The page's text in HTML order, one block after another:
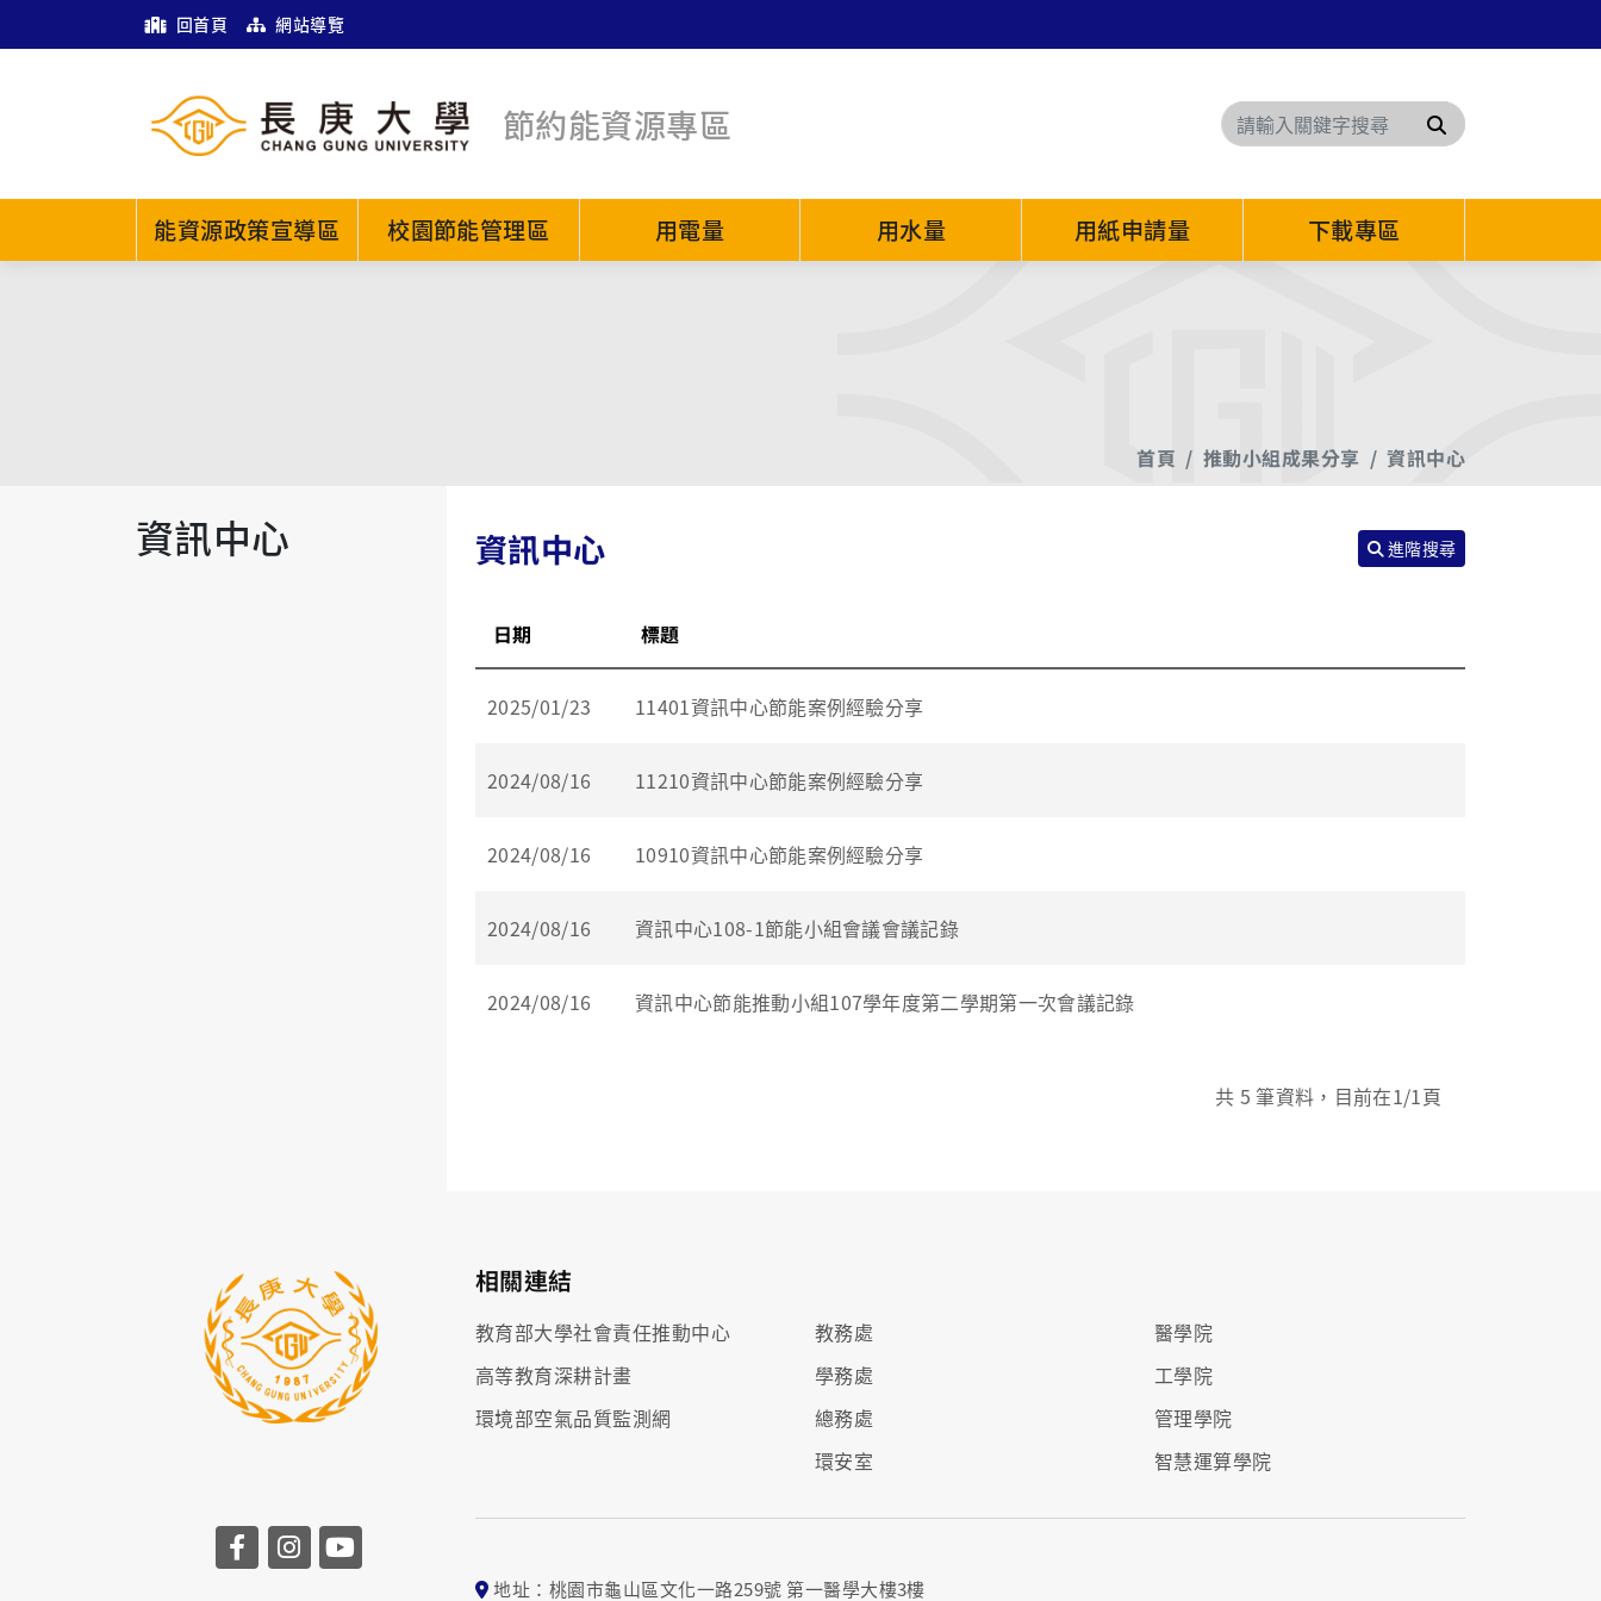
回首頁 網站導覽
節約能資源專區 搜尋
能資源政策宣導區 校園節能管理區 用電量 用水量 用紙申請量 下載專區
首頁 推動小組成果分享 資訊中心
資訊中心 資訊中心 進階搜尋
日期 標題
2025/01/23 11401資訊中心節能案例經驗分享
2024/08/16 11210資訊中心節能案例經驗分享
2024/08/16 10910資訊中心節能案例經驗分享
2024/08/16 資訊中心108-1節能小組會議會議記錄
2024/08/16 資訊中心節能推動小組107學年度第二學期第一次會議記錄
共5 筆資料，目前在1/1頁
相關連結
教育部大學社會責任推動中心
高等教育深耕計畫
環境部空氣品質監測網
教務處
學務處
總務處
環安室
醫學院
工學院
管理學院
智慧運算學院
地址：桃園市龜山區文化一路259號 第一醫學大樓3樓